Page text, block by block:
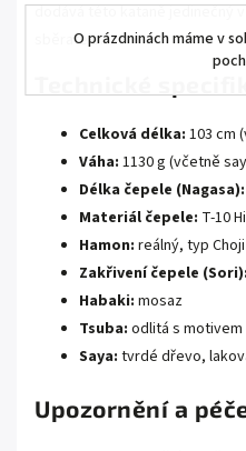
O prázdninách máme v
dodává této kataně jedinečný
sběratele.
Celková délka: 103 cm
Váha: 1130 g (včetně
Délka čepele (Nagasa):
Materiál čepele: T-10
Hamon: reálný, typ Choji
Zakřivení čepele (Sori):
Habaki: mosaz
Tsuba: odlitá s motivem
Saya: tvrdé dřevo,
Upozornění a